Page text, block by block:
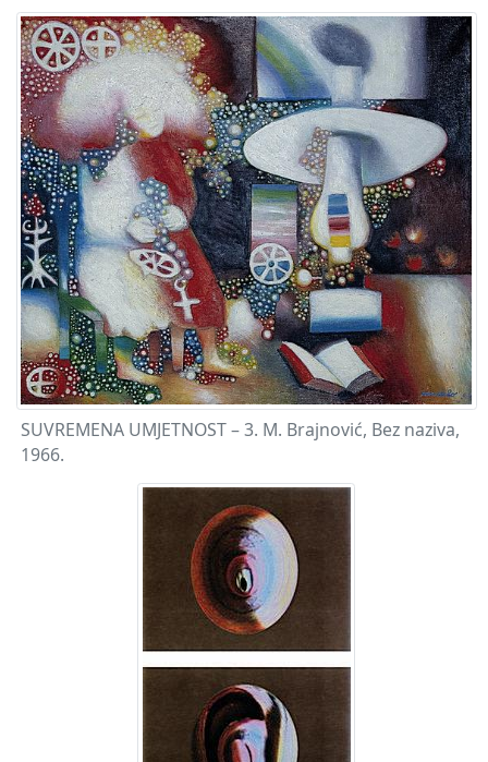
SUVREMENA UMJETNOST – 3. M. Brajnović, Bez naziva,
1966.